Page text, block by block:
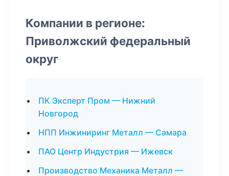
Компании в регионе:
Приволжский федеральный
округ
ПК Эксперт Пром — Нижний
Новгород
НПП Инжиниринг Металл — Самара
ПАО Центр Индустрия — Ижевск
Производство Механика Металл —